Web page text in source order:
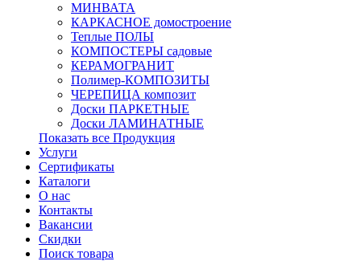
МИНВАТА
КАРКАСНОЕ домостроение
Теплые ПОЛЫ
КОМПОСТЕРЫ садовые
КЕРАМОГРАНИТ
Полимер-КОМПОЗИТЫ
ЧЕРЕПИЦА композит
Доски ПАРКЕТНЫЕ
Доски ЛАМИНАТНЫЕ
Показать все Продукция
Услуги
Сертификаты
Каталоги
О нас
Контакты
Вакансии
Скидки
Поиск товара